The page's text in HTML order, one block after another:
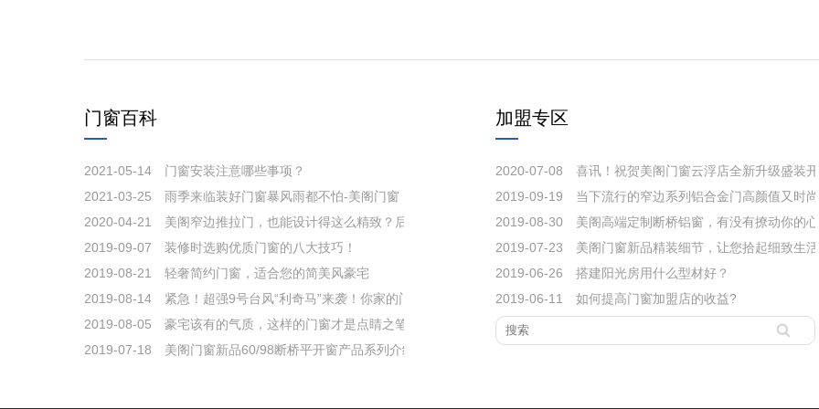
门窗百科
2021-05-14
门窗安装注意哪些事项？
2021-03-25
雨季来临装好门窗暴风雨都不怕-美阁门窗
2020-04-21
美阁窄边推拉门，也能设计得这么精致？后悔知道得太晚！
2019-09-07
装修时选购优质门窗的八大技巧！
2019-08-21
轻奢简约门窗，适合您的简美风豪宅
2019-08-14
紧急！超强9号台风“利奇马”来袭！你家的门窗会挺住吗？
2019-08-05
豪宅该有的气质，这样的门窗才是点睛之笔！
2019-07-18
美阁门窗新品60/98断桥平开窗产品系列介绍
加盟专区
2020-07-08
喜讯！祝贺美阁门窗云浮店全新升级盛装
2019-09-19
当下流行的窄边系列铝合金门高颜值又时尚
2019-08-30
美阁高端定制断桥铝窗，有没有撩动你的
2019-07-23
美阁门窗新品精装细节，让您拾起细致生活
2019-06-26
搭建阳光房用什么型材好？
2019-06-11
如何提高门窗加盟店的收益?